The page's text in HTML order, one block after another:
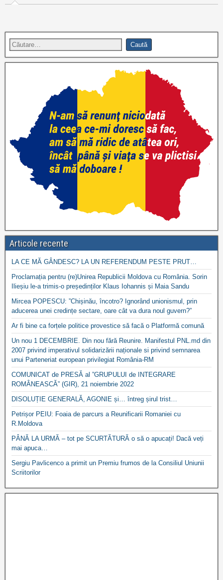
Articole recente
LA CE MĂ GÂNDESC? LA UN REFERENDUM PESTE PRUT…
Proclamația pentru (re)Unirea Republicii Moldova cu România. Sorin
Ilieșiu le-a trimis-o președinților Klaus Iohannis și Maia Sandu
Mircea POPESCU: ”Chișinău, încotro? Ignorând unionismul, prin
aducerea unei credințe sectare, oare cât va dura noul guvern?”
Ar fi bine ca forțele politice provestice să facă o Platformă comună
Un nou 1 DECEMBRIE. Din nou fără Reunire. Manifestul PNL.md din
2007 privind imperativul solidarizării naționale si privind semnarea
unui Parteneriat european privilegiat România-RM
COMUNICAT de PRESĂ al ”GRUPULUI de INTEGRARE
ROMÂNEASCĂ” (GIR), 21 noiembrie 2022
DISOLUȚIE GENERALĂ, AGONIE și… întreg șirul trist…
Petrișor PEIU: Foaia de parcurs a Reunificarii Romaniei cu
R.Moldova
PÂNĂ LA URMĂ – tot pe SCURTĂTURĂ o să o apucați! Dacă veți
mai apuca…
Sergiu Pavlicenco a primit un Premiu frumos de la Consiliul Uniunii
Scriitorilor